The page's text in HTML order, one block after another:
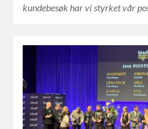
kundebesøk har vi styrket vår